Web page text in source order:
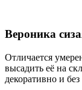
Вероника
Отличается
высадить её на
декоративно и